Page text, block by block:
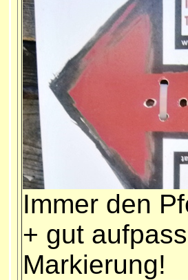
Immer den
+ gut
Markierung!